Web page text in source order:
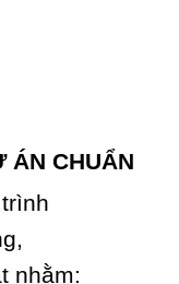
ÁN CHUẨN
nhằm: